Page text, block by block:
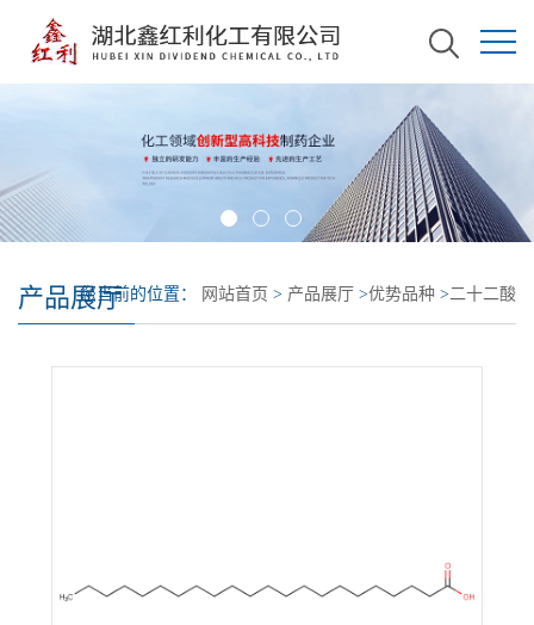
产品展厅您当前的位置： 网站首页 > 产品展厅 >优势品种 >二十二酸